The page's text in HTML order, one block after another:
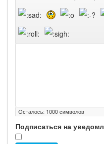
Осталось: 1000символов
Подписаться на